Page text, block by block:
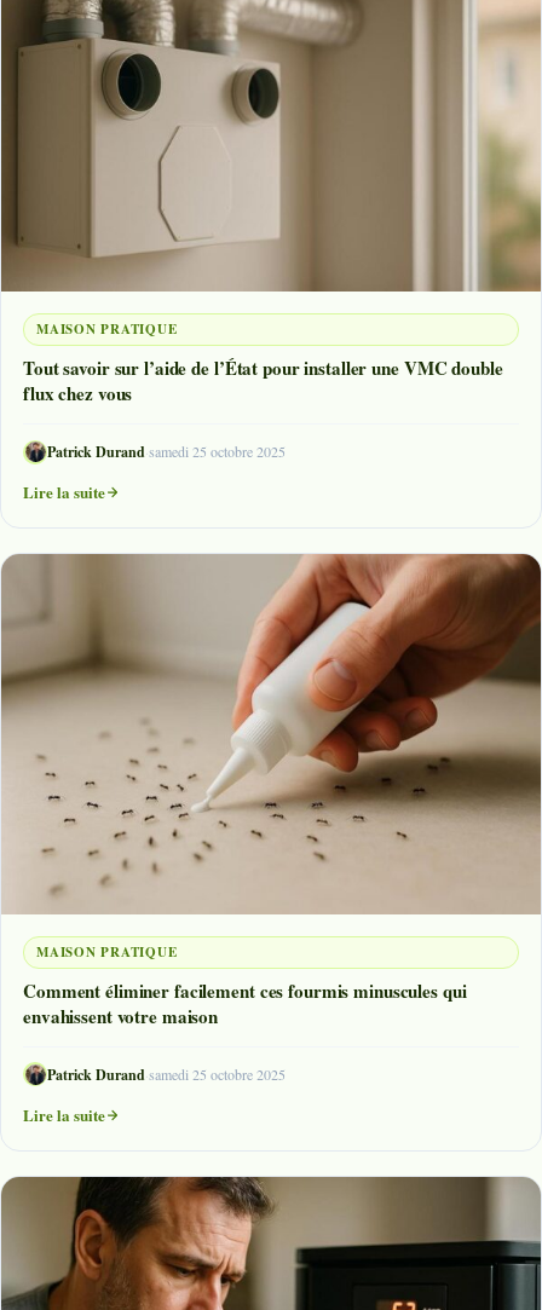
MAISON PRATIQUE
Tout savoir sur l’aide de l’État pour installer une VMC double
flux chez vous
Patrick Durand·samedi 25 octobre 2025
Lire la suite
MAISON PRATIQUE
Comment éliminer facilement ces fourmis minuscules qui
envahissent votre maison
Patrick Durand·samedi 25 octobre 2025
Lire la suite